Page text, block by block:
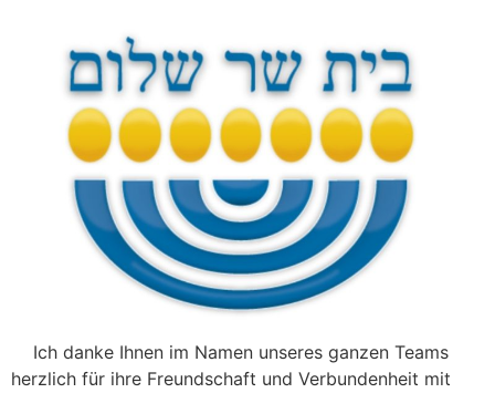
­ ­ ­ ­ ­Ich danke Ihnen im Namen unseres ganzen Teams
herzlich für ihre Freundschaft und Verbundenheit mit